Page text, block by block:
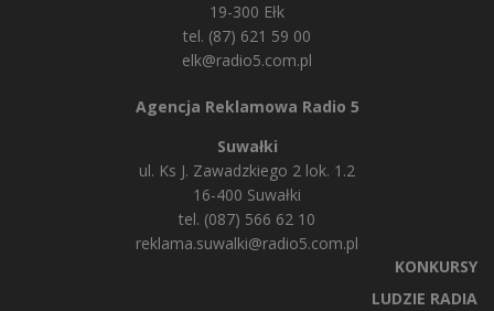
19-300 Ełk
tel. (87) 621 59 00
elk@radio5.com.pl
Agencja Reklamowa Radio 5
Suwałki
ul. Ks J. Zawadzkiego 2 lok. 1.2
16-400 Suwałki
tel. (087) 566 62 10
reklama.suwalki@radio5.com.pl
KONKURSY
LUDZIE RADIA